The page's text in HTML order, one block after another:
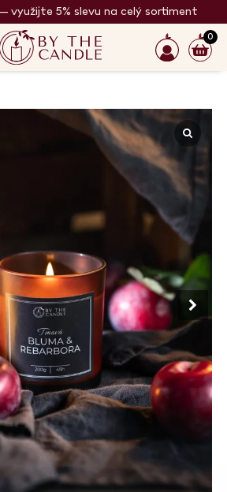
využijte 5% slevu na celý sortiment
0